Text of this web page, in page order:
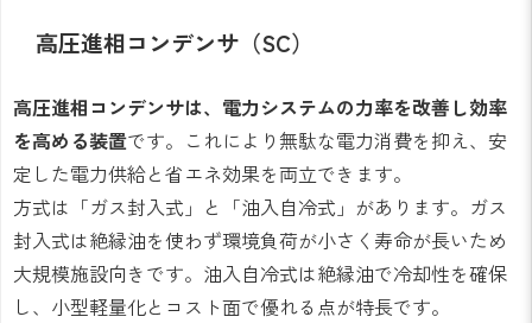
高圧進相コンデンサ（SC）
高圧進相コンデンサは、電力システムの力率を改善し効率
を高める装置です。これにより無駄な電力消費を抑え、安
定した電力供給と省エネ効果を両立できます。
方式は「ガス封入式」と「油入自冷式」があります。ガス
封入式は絶縁油を使わず環境負荷が小さく寿命が長いため
大規模施設向きです。油入自冷式は絶縁油で冷却性を確保
し、小型軽量化とコスト面で優れる点が特長です。